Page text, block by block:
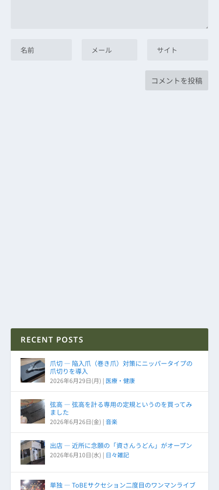
RECENT POSTS
爪切 ― 陥入爪（巻き爪）対策にニッパータイプの
爪切りを導入
2026年6月29日(月) | 医療・健康
弦高 ― 弦高を計る専用の定規というのを買ってみ
ました
2026年6月26日(金) |音楽
出店 ― 近所に念願の「資さんうどん」がオープン
2026年6月10日(水) | 日々雑記
単独 ― ToBEサクセション二度目のワンマンライブ